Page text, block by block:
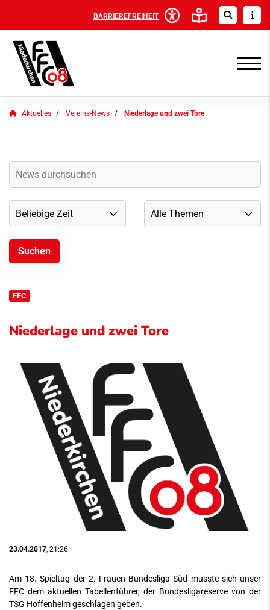
BARRIEREFREIHEIT
Aktuelles Vereins-News Niederlage und zwei Tore
FFC
Niederlage und zwei Tore
23.04.2017 , 21:26
Am 18. Spieltag der 2. Frauen Bundesliga Süd musste sich unser
FFC dem aktuellen Tabellenführer, der Bundesligareserve von der
TSG Hoffenheim geschlagen geben.